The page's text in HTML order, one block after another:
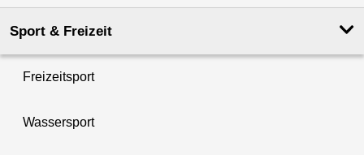
Sport & Freizeit
Freizeitsport
Wassersport